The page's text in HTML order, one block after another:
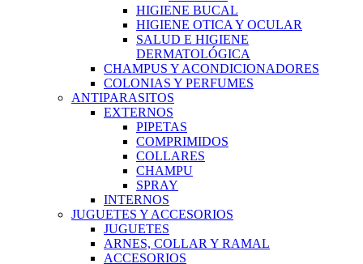
HIGIENE BUCAL
HIGIENE OTICA Y OCULAR
SALUD E HIGIENE
DERMATOLÓGICA
CHAMPUS Y ACONDICIONADORES
COLONIAS Y PERFUMES
ANTIPARASITOS
EXTERNOS
PIPETAS
COMPRIMIDOS
COLLARES
CHAMPU
SPRAY
INTERNOS
JUGUETES Y ACCESORIOS
JUGUETES
ARNES, COLLAR Y RAMAL
ACCESORIOS